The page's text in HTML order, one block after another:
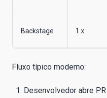
Backstage 1.x
Fluxo típico moderno:
Desenvolvedor abre